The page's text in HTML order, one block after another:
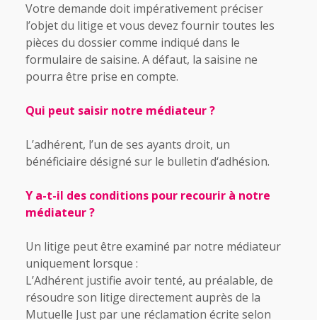
Votre demande doit impérativement préciser
l’objet du litige et vous devez fournir toutes les
pièces du dossier comme indiqué dans le
formulaire de saisine. A défaut, la saisine ne
pourra être prise en compte.
Qui peut saisir notre médiateur ?
L’adhérent, l’un de ses ayants droit, un
bénéficiaire désigné sur le bulletin d‘adhésion.
Y a-t-il des conditions pour recourir à notre
médiateur ?
Un litige peut être examiné par notre médiateur
uniquement lorsque :
L’Adhérent justifie avoir tenté, au préalable, de
résoudre son litige directement auprès de la
Mutuelle Just par une réclamation écrite selon